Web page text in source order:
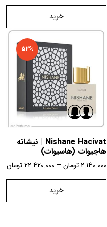
خرید
52%
Nishane Hacivat | نیشانه
هاجیوات (هاسیوات)
2.140.000تومان –
22.420.000تومان
خرید